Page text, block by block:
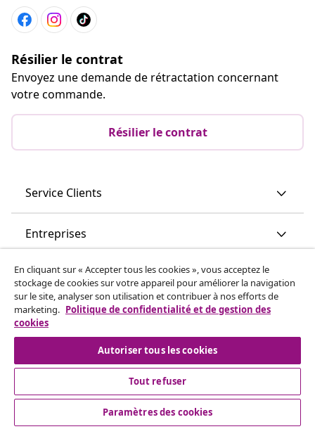
Résilier le contrat
Envoyez une demande de rétractation concernant
votre commande.
Résilier le contrat
Service Clients
Entreprises
vidaXL
Découvrez-en plus
En cliquant sur « Accepter tous les cookies », vous acceptez le
stockage de cookies sur votre appareil pour améliorer la navigation
sur le site, analyser son utilisation et contribuer à nos efforts de
marketing. Politique de confidentialité et de gestion des
cookies
Autoriser tous les cookies
Tout refuser
Paramètres des cookies